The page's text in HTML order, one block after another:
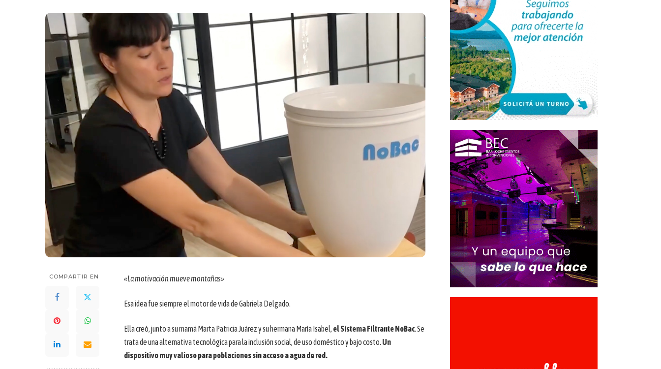
COMPARTIR EN «La motivación mueve montañas»
Esa idea fue siempre el motor de vida de Gabriela Delgado.
Ella creó, junto a su mamá Marta Patricia Juárez y su hermana María Isabel, el Sistema Filtrante NoBac. Se
trata de una alternativa tecnológica para la inclusión social, de uso doméstico y bajo costo. Un
dispositivo muy valioso para poblaciones sin acceso a agua de red.